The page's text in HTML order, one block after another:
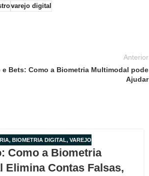
varejo digital
Anterior
Bets: Como a Biometria Multimodal pode
Ajudar
,BIOMETRIA DIGITAL,VAREJO
Como a Biometria
Elimina Contas Falsas,